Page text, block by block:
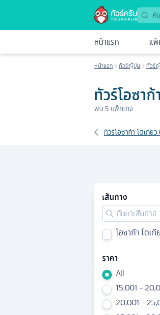
หน้าแรก แ
หน้าแรก ทัวร์ญี่ปุ่น ทัวร์
ทัวร์โอซา
พบ5 แพ็คเกจ
เส้นทางที่เกี่ยวข้อง
ทัวร์โอซาก้า โตเกียว
เส้นทาง
โอซาก้า โตเกี
ราคา
All
15,001 -
20,001 -